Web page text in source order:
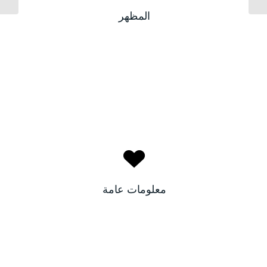
المظهر
لون الأعين:
معلومات عامة
الاسم:نسرين
مصر
العمر:٢٢